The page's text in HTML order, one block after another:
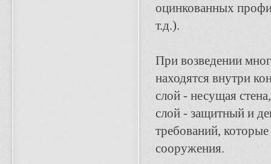
оцинкованных
т.д.).
При возведении
находятся внутри
слой - несущая
слой - защитный и
требований,
сооружения.